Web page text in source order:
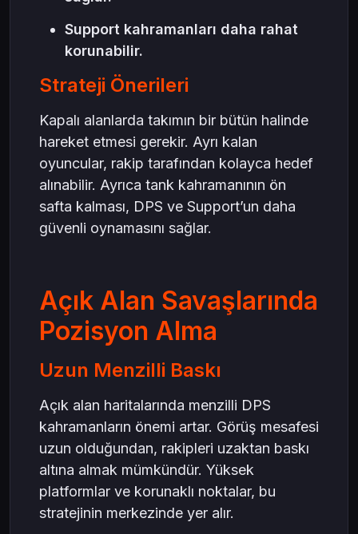
Support kahramanları daha rahat
korunabilir.
Strateji Önerileri
Kapalı alanlarda takımın bir bütün halinde
hareket etmesi gerekir. Ayrı kalan
oyuncular, rakip tarafından kolayca hedef
alınabilir. Ayrıca tank kahramanının ön
safta kalması, DPS ve Support’un daha
güvenli oynamasını sağlar.
Açık Alan Savaşlarında
Pozisyon Alma
Uzun Menzilli Baskı
Açık alan haritalarında menzilli DPS
kahramanların önemi artar. Görüş mesafesi
uzun olduğundan, rakipleri uzaktan baskı
altına almak mümkündür. Yüksek
platformlar ve korunaklı noktalar, bu
stratejinin merkezinde yer alır.